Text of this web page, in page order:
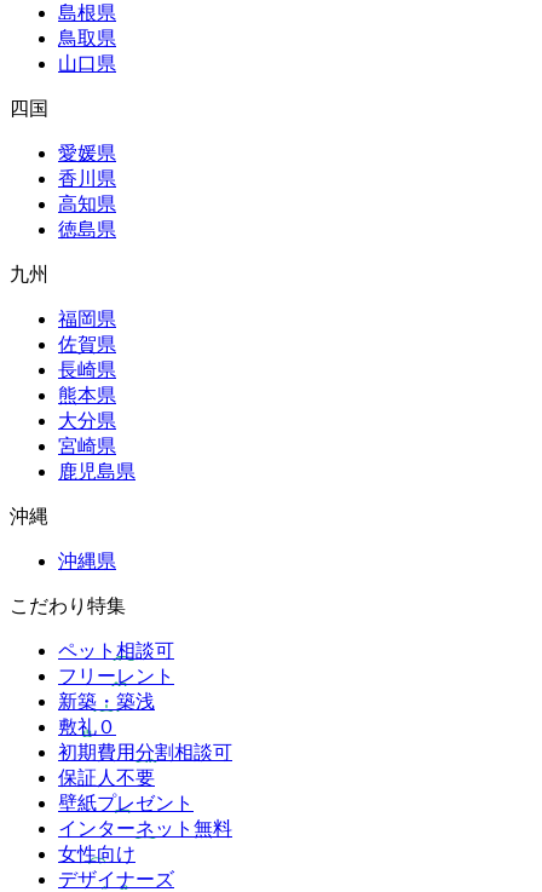
島根県
鳥取県
山口県
四国
愛媛県
香川県
高知県
徳島県
九州
福岡県
佐賀県
長崎県
熊本県
大分県
宮崎県
鹿児島県
沖縄
沖縄県
こだわり特集
ペット相談可
フリーレント
新築・築浅
敷礼０
初期費用分割相談可
保証人不要
壁紙プレゼント
インターネット無料
女性向け
デザイナーズ